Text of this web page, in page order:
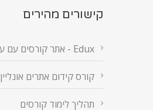
קישורים מהירים
Edux - אתר קורסים עם ערך
קורס קידום אתרים אונליין
תהליך לימוד קורסים